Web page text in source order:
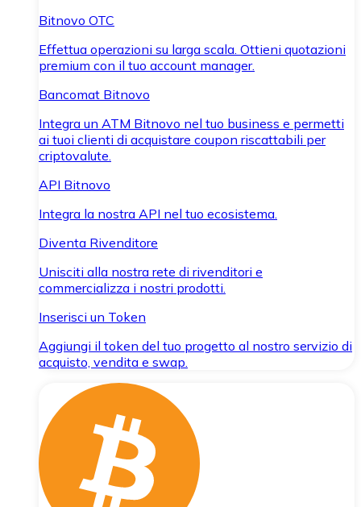
Bitnovo OTC
Effettua operazioni su larga scala. Ottieni quotazioni
premium con il tuo account manager.
Bancomat Bitnovo
Integra un ATM Bitnovo nel tuo business e permetti
ai tuoi clienti di acquistare coupon riscattabili per
criptovalute.
API Bitnovo
Integra la nostra API nel tuo ecosistema.
Diventa Rivenditore
Unisciti alla nostra rete di rivenditori e
commercializza i nostri prodotti.
Inserisci un Token
Aggiungi il token del tuo progetto al nostro servizio di
acquisto, vendita e swap.